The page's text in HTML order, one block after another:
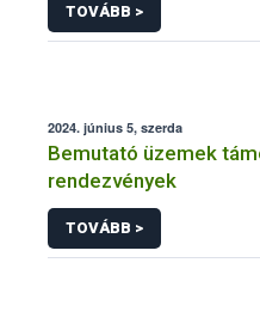
TOVÁBB >
2024. június 5, szerda
Bemutató üzemek
rendezvények
TOVÁBB >